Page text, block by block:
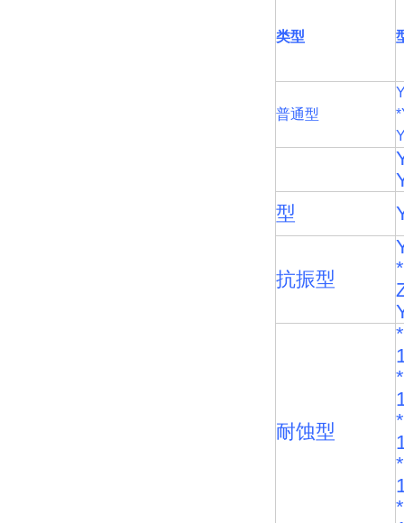
类型
普通型
型
抗振型
耐蚀型